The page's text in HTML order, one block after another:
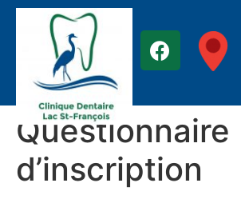
Questionnaire
d’inscription